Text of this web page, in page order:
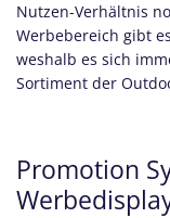
Nutzen-Verhältnis
Werbebereich gibt
weshalb es sich
Sortiment der
Promotion